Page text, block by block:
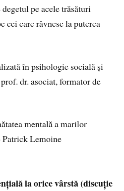
pe acele trăsături
cei care râvnesc la puterea
în psihologie socială și
dr. asociat, formator de
mentală a marilor
Lemoine
la orice vârstă (discuție